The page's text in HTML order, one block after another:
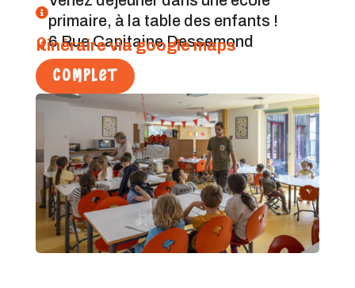
primaire, à la table des enfants !
6 Rue Capitaine Dessemond
Itinéraire via google maps
COMPLET